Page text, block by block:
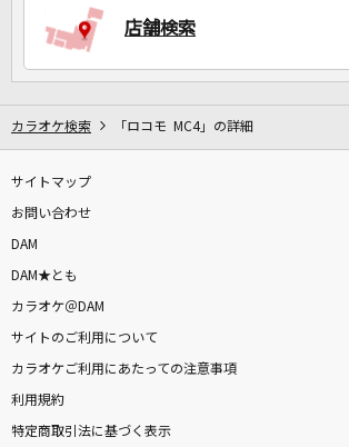
カラオケをもっと楽しもう！
店舗検索
カラオケ検索 「ロコモ MC4」の詳細
サイトマップ
お問い合わせ
DAM
DAM★とも
カラオケ＠DAM
サイトのご利用について
カラオケご利用にあたっての注意事項
利用規約
特定商取引法に基づく表示